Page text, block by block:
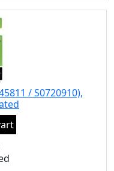
/ S0720910),